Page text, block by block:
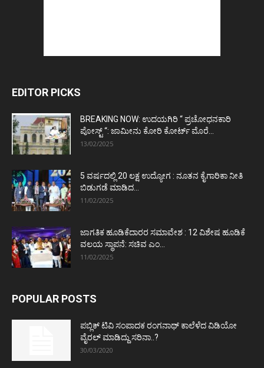
EDITOR PICKS
BREAKING NOW: ಉದಯಗಿರಿ “ ಪ್ರಚೋಧನಕಾರಿ
ಪೋಸ್ಟ್‌ “: ಜಾಮೀನು ಕೋರಿ ಕೋರ್ಟ್‌ ಮೊರೆ...
13/02/2025
5 ವರ್ಷದಲ್ಲಿ 20 ಲಕ್ಷ ಉದ್ಯೋಗ : ನೂತನ ಕೈಗಾರಿಕಾ ನೀತಿ
ಬಿಡುಗಡೆ ಮಾಡಿದ...
11/02/2025
ಜಾಗತಿಕ ಹೂಡಿಕೆದಾರರ ಸಮಾವೇಶ : 12 ವಿಶೇಷ ಹೂಡಿಕೆ
ವಲಯ ಸ್ಥಾಪನೆ: ಸಚಿವ ಎಂ...
11/02/2025
POPULAR POSTS
ಪಬ್ಲಿಕ್ ಟಿವಿ ಸಂಪಾದಕ ರಂಗನಾಥ್ ಕಾಲೆಳೆದ ವಿಡಿಯೋ
ವೈರಲ್ ಮಾಡಿದ್ದು ಸರಿನಾ..?
30/03/2020